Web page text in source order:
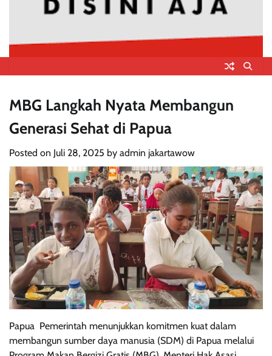
MBG Langkah Nyata Membangun
Generasi Sehat di Papua
Posted on Juli 28, 2025 by admin jakartawow
Papua  Pemerintah menunjukkan komitmen kuat dalam
membangun sumber daya manusia (SDM) di Papua melalui